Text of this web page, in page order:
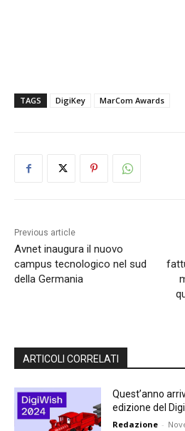
TAGS DigiKey MarCom Awards
Previous article
Avnet inaugura il nuovo
campus tecnologico nel sud
della Germania
ARTICOLI CORRELATI
Quest’anno
edizione del
Redazione -